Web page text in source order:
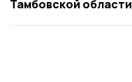
Тамбовской области